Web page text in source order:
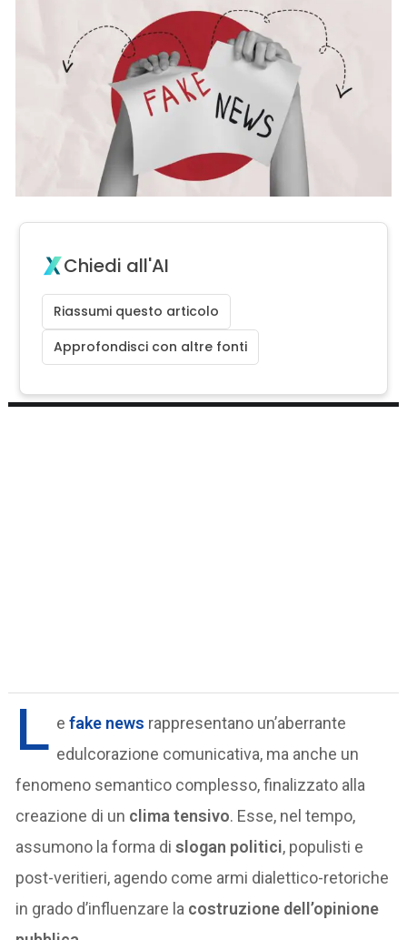
Chiedi all'AI
Riassumi questo articolo
Approfondisci con altre fonti
L e fake news rappresentano un’aberrante
edulcorazione comunicativa, ma anche un
fenomeno semantico complesso, finalizzato alla
creazione di un clima tensivo. Esse, nel tempo,
assumono la forma dislogan politici, populisti e
post-veritieri, agendo come armi dialettico-retoriche
in grado d’influenzare la costruzione dell’opinione